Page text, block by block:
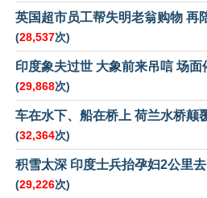
英国超市员工帮失明老翁购物 再
(28,537次)
印度象夫过世 大象前来吊唁 场面
(29,868次)
车在水下、船在桥上 荷兰水桥颠
(32,364次)
积雪太深 印度士兵抬孕妇2公里
(29,226次)